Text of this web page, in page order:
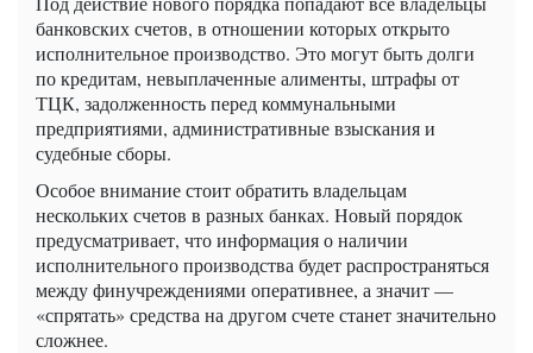
банковских счетов, в отношении которых открыто
исполнительное производство. Это могут быть долги
по кредитам, невыплаченные алименты, штрафы от
ТЦК, задолженность перед коммунальными
предприятиями, административные взыскания и
судебные сборы.
Особое внимание стоит обратить владельцам
нескольких счетов в разных банках. Новый порядок
предусматривает, что информация о наличии
исполнительного производства будет распространяться
между финучреждениями оперативнее, а значит —
«спрятать» средства на другом счете станет значительно
сложнее.